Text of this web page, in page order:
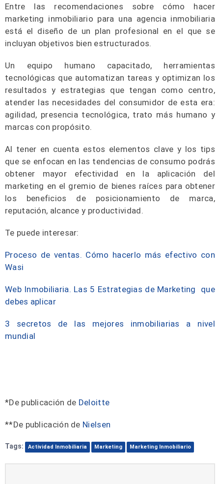
Entre las recomendaciones sobre cómo hacer
marketing inmobiliario para una agencia inmobiliaria
está el diseño de un plan profesional en el que se
incluyan objetivos bien estructurados.
Un equipo humano capacitado, herramientas
tecnológicas que automatizan tareas y optimizan los
resultados y estrategias que tengan como centro,
atender las necesidades del consumidor de esta era:
agilidad, presencia tecnológica, trato más humano y
marcas con propósito.
Al tener en cuenta estos elementos clave y los tips
que se enfocan en las tendencias de consumo podrás
obtener mayor efectividad en la aplicación del
marketing en el gremio de bienes raíces para obtener
los beneficios de posicionamiento de marca,
reputación, alcance y productividad.
Te puede interesar:
Proceso de ventas. Cómo hacerlo más efectivo con
Wasi
Web‌ ‌Inmobiliaria.‌ ‌Las‌ ‌5‌ ‌Estrategias‌ ‌de‌ ‌Marketing‌ ‌ que‌
‌debes‌ ‌aplicar‌
3 secretos de las mejores inmobiliarias a nivel
mundial
*De publicación de Deloitte
**De publicación de Nielsen
Tags: Actividad Inmobiliaria Marketing Marketing Inmobiliario